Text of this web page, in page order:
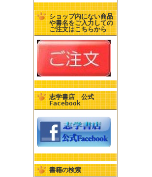
ショップ内にない商品
や書名をご入力しての
ご注文はこちらから
志学書店 公式
Facebook
書籍の検索